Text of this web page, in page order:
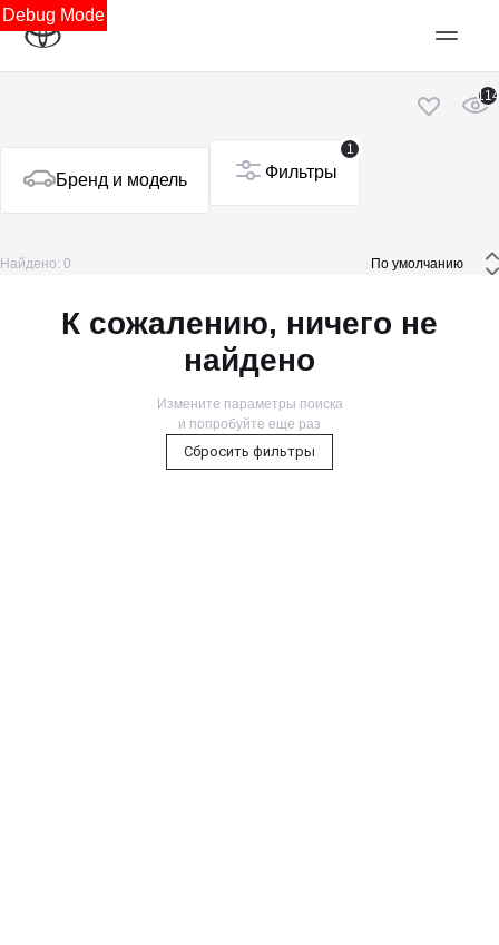
Debug Mode
114
Бренд и модель
1
Фильтры
Найдено: 0
К сожалению, ничего не
найдено
Измените параметры поиска
и попробуйте еще раз
Сбросить фильтры